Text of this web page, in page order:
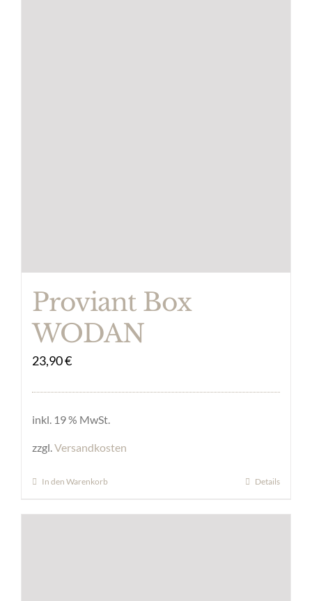
Proviant Box
WODAN
23,90€
inkl. 19 % MwSt.
zzgl. Versandkosten
In den Warenkorb Details